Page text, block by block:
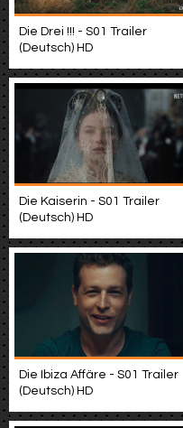
Die Drei !!! - S01 Trailer
(Deutsch) HD
Die Kaiserin - S01 Trailer
(Deutsch) HD
Die Ibiza Affäre - S01 Trailer
(Deutsch) HD